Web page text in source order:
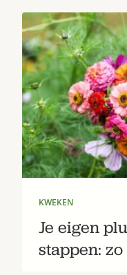
KWEKEN
Je eigen
stappen: